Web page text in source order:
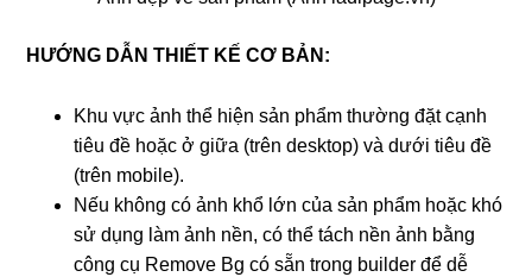
HƯỚNG DẪN THIẾT KẾ CƠ BẢN:
Khu vực ảnh thể hiện sản phẩm thường đặt cạnh
tiêu đề hoặc ở giữa (trên desktop) và dưới tiêu đề
(trên mobile).
Nếu không có ảnh khổ lớn của sản phẩm hoặc khó
sử dụng làm ảnh nền, có thể tách nền ảnh bằng
công cụ Remove Bg có sẵn trong builder để dễ